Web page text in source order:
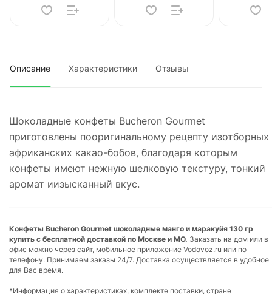
Описание Характеристики Отзывы
Шоколадные конфеты Bucheron Gourmet
приготовлены пооригинальному рецепту изотборных
африканских какао-бобов, благодаря которым
конфеты имеют нежную шелковую текстуру, тонкий
аромат иизысканный вкус.
Конфеты Bucheron Gourmet шоколадные манго и маракуйя 130 гр
купить с бесплатной доставкой по Москве и МО. Заказать на дом или в
офис можно через сайт, мобильное приложение Vodovoz.ru или по
телефону. Принимаем заказы 24/7. Доставка осуществляется в удобное
для Вас время.
*Информация о характеристиках, комплекте поставки, стране